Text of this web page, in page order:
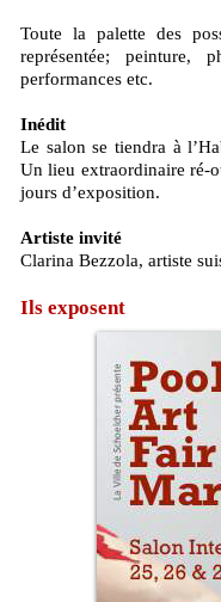
Toute la palette des
représentée; peinture,
performances etc.
Inédit
Le salon se tiendra à
Un lieu extraordinaire ré-
jours d’exposition.
Artiste invité
Clarina Bezzola, artiste
Ils exposent